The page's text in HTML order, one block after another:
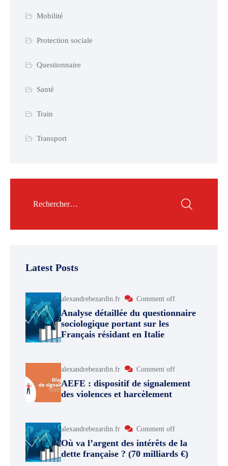
Mobilité
Protection sociale
Questionnaire
Santé
Train
Transport
Latest Posts
alexandrebezardin.fr Comment off
Analyse détaillée du questionnaire
sociologique portant sur les
Français résidant en Italie
alexandrebezardin.fr Comment off
AEFE : dispositif de signalement
des violences et harcèlement
alexandrebezardin.fr Comment off
Où va l’argent des intérêts de la
dette française ? (70 milliards €)